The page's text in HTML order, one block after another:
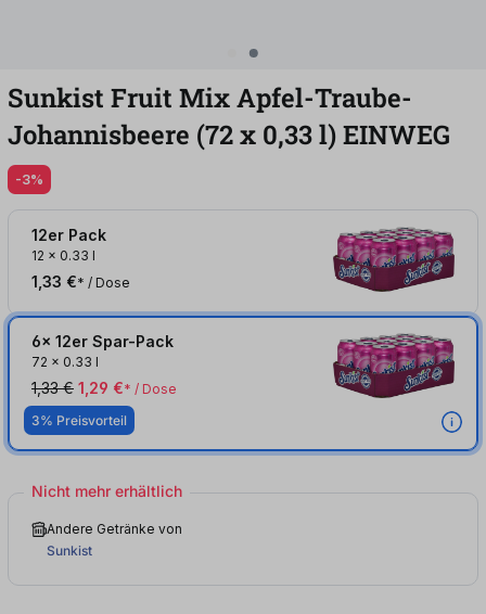
Sunkist Fruit Mix Apfel-Traube-
Johannisbeere (72x 0,33l)EINWEG
-3%
12er Pack
12 x 0.33 l
1,33 €* / Dose
6x 12er Spar-Pack
72 x 0.33 l
1,33 € 1,29 €* / Dose
3% Preisvorteil
Nicht mehr erhältlich
Andere Getränke von
Sunkist